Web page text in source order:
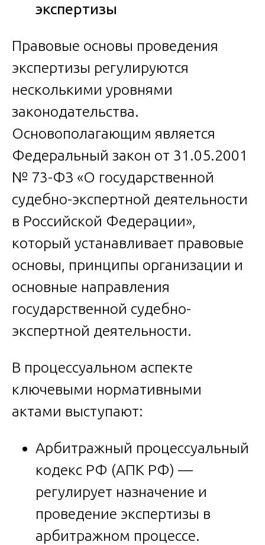
экспертизы
Правовые основы проведения
экспертизы регулируются
несколькими уровнями
законодательства.
Основополагающим является
Федеральный закон от 31.05.2001
№ 73-ФЗ «О государственной
судебно-экспертной деятельности
в Российской Федерации»,
который устанавливает правовые
основы, принципы организации и
основные направления
государственной судебно-
экспертной деятельности.
В процессуальном аспекте
ключевыми нормативными
актами выступают:
Арбитражный процессуальный
кодекс РФ (АПК РФ) —
регулирует назначение и
проведение экспертизы в
арбитражном процессе.